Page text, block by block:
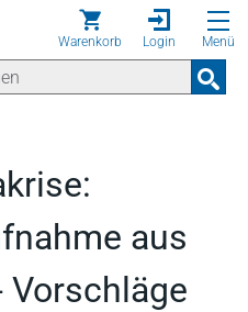
Warenkorb Login Menü
aus
Vorschläge